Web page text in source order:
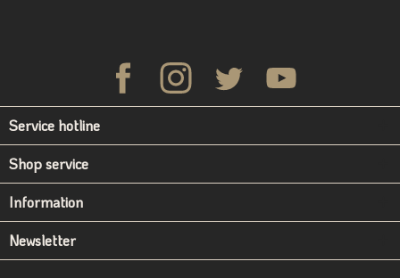
Service hotline
Shop service
Information
Newsletter